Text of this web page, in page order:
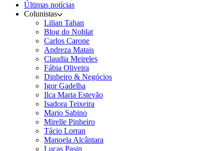
Últimas notícias
Colunistas
Lilian Tahan
Blog do Noblat
Carlos Carone
Andreza Matais
Claudia Meireles
Fábia Oliveira
Dinheiro & Negócios
Igor Gadelha
Ilca Maria Estevão
Isadora Teixeira
Mario Sabino
Mirelle Pinheiro
Tácio Lorran
Manoela Alcântara
Lucas Pasin